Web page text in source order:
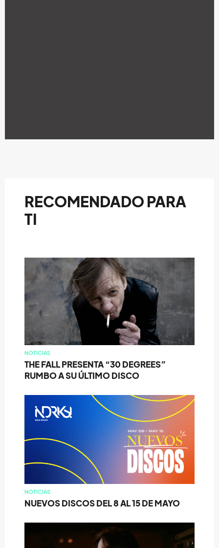
RECOMENDADO PARA
TI
NOTICIAS
THE FALL PRESENTA “30 DEGREES”
RUMBO A SU ÚLTIMO DISCO
NOTICIAS
NUEVOS DISCOS DEL 8 AL 15 DE MAYO